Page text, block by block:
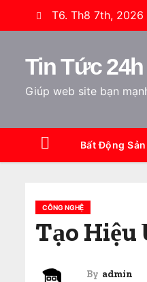
k
n
T6. Th8 7th, 2026
Tin Tức 24h
Giúp web site bạn
Bất Động Sản
CÔNG NGHỆ
Tạo Hiệu
By admin